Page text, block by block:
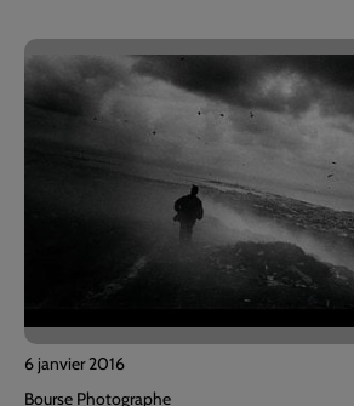
6 janvier 2016
Bourse Photographe